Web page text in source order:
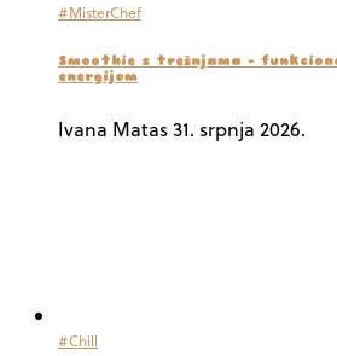
#MisterChef
Smoothie s trešnjama –
energijom
Ivana Matas31. srpnja 2026.
#Chill